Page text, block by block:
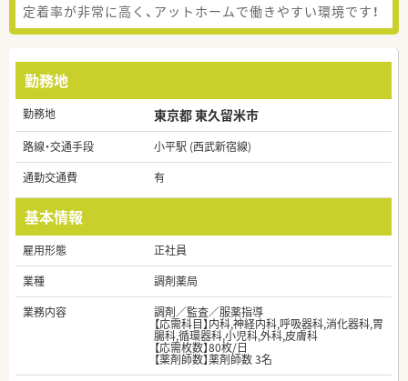
定着率が非常に高く、アットホームで働きやすい環境です！
勤務地
勤務地 東京都 東久留米市
路線・交通手段
小平駅 (西武新宿線)
通勤交通費
有
基本情報
雇用形態
正社員
業種
調剤薬局
業務内容
調剤／監査／服薬指導
【応需科目】内科,神経内科,呼吸器科,消化器科,胃
腸科,循環器科,小児科,外科,皮膚科
【応需枚数】80枚/日
【薬剤師数】薬剤師数 3名